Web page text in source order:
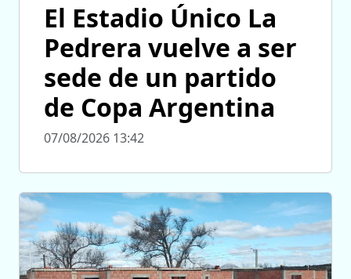
El Estadio Único La
Pedrera vuelve a ser
sede de un partido
de Copa Argentina
07/08/2026 13:42